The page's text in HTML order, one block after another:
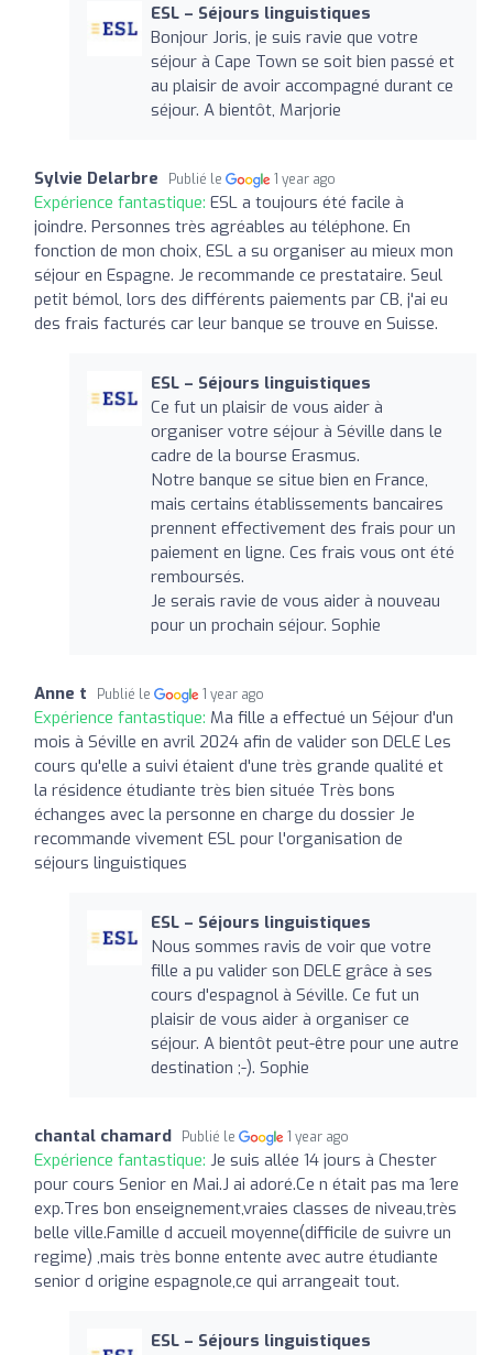
ESL – Séjours linguistiques
Bonjour Joris, je suis ravie que votre
séjour à Cape Town se soit bien passé et
au plaisir de avoir accompagné durant ce
séjour. A bientôt, Marjorie
Sylvie Delarbre Publié le 1 year ago
Expérience fantastique: ESL a toujours été facile à
joindre. Personnes très agréables au téléphone. En
fonction de mon choix, ESL a su organiser au mieux mon
séjour en Espagne. Je recommande ce prestataire. Seul
petit bémol, lors des différents paiements par CB, j'ai eu
des frais facturés car leur banque se trouve en Suisse.
ESL – Séjours linguistiques
Ce fut un plaisir de vous aider à
organiser votre séjour à Séville dans le
cadre de la bourse Erasmus.
Notre banque se situe bien en France,
mais certains établissements bancaires
prennent effectivement des frais pour un
paiement en ligne. Ces frais vous ont été
remboursés.
Je serais ravie de vous aider à nouveau
pour un prochain séjour. Sophie
Anne t Publié le 1 year ago
Expérience fantastique: Ma fille a effectué un Séjour d'un
mois à Séville en avril 2024 afin de valider son DELE Les
cours qu'elle a suivi étaient d'une très grande qualité et
la résidence étudiante très bien située Très bons
échanges avec la personne en charge du dossier Je
recommande vivement ESL pour l'organisation de
séjours linguistiques
ESL – Séjours linguistiques
Nous sommes ravis de voir que votre
fille a pu valider son DELE grâce à ses
cours d'espagnol à Séville. Ce fut un
plaisir de vous aider à organiser ce
séjour. A bientôt peut-être pour une autre
destination ;-). Sophie
chantal chamard Publié le 1 year ago
Expérience fantastique: Je suis allée 14 jours à Chester
pour cours Senior en Mai.J ai adoré.Ce n était pas ma 1ere
exp.Tres bon enseignement,vraies classes de niveau,très
belle ville.Famille d accueil moyenne(difficile de suivre un
regime) ,mais très bonne entente avec autre étudiante
senior d origine espagnole,ce qui arrangeait tout.
ESL – Séjours linguistiques